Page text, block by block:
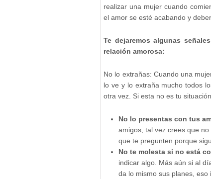
realizar una mujer cuando
el amor se esté acabando y
Te dejaremos algunas
relación amorosa:
No lo extrañas: Cuando una
lo ve y lo extraña mucho todos
otra vez. Si esta no es tu
No lo presentas con tus
amigos, tal vez crees que
que te pregunten porque
No te molesta si no está
indicar algo. Más aún si al
da lo mismo sus planes, eso